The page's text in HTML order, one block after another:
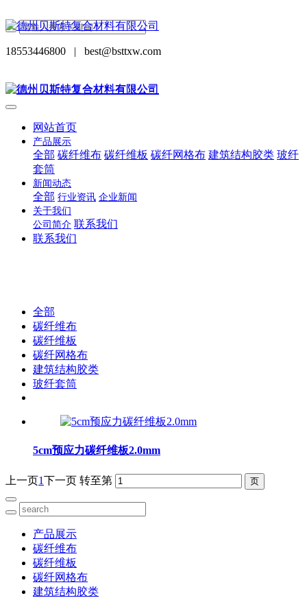
18553446800 | best@bsttxw.com
网站首页
产品展示
全部 碳纤维布 碳纤维板 碳纤网格布 建筑结构胶类 玻纤
套筒
新闻动态
全部 行业资讯 企业新闻
关于我们
公司简介 联系我们
联系我们
全部
碳纤维布
碳纤维板
碳纤网格布
建筑结构胶类
玻纤套筒
5cm预应力碳纤维板2.0mm
上一页1下一页 转至第
产品展示
碳纤维布
碳纤维板
碳纤网格布
建筑结构胶类